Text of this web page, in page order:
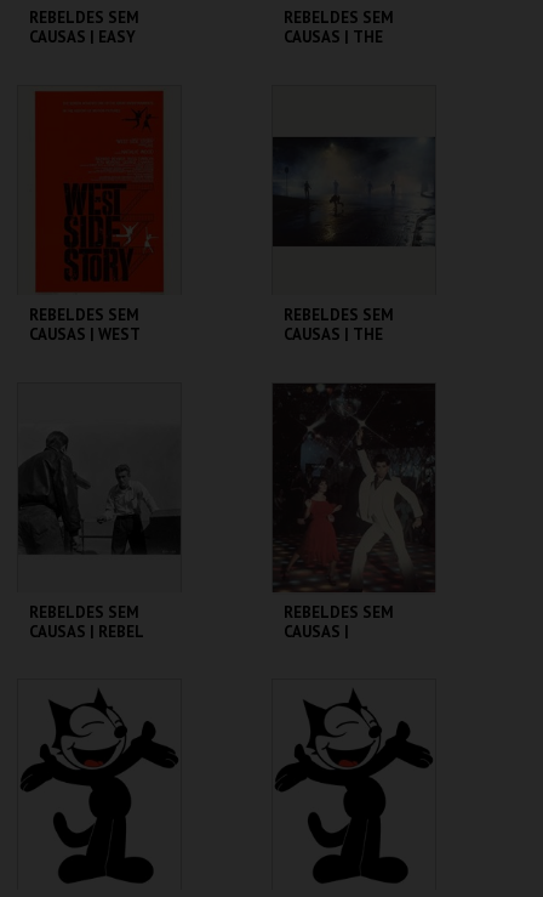
REBELDES SEM
CAUSAS | EASY
CINEMATECA
COMPRAR
REBELDES SEM
CAUSAS | THE
REBELDES SEM
CAUSAS | WEST
MAIS INFO
COMPRAR
REBELDES SEM
CAUSAS | THE
CINEMATECA
MAIS INFO
COMPRAR
REBELDES SEM
CAUSAS | REBEL
CINEMATECA
MAIS INFO
COMPRAR
REBELDES SEM
CAUSAS |
CINEMATECA
MAIS INFO
COMPRAR